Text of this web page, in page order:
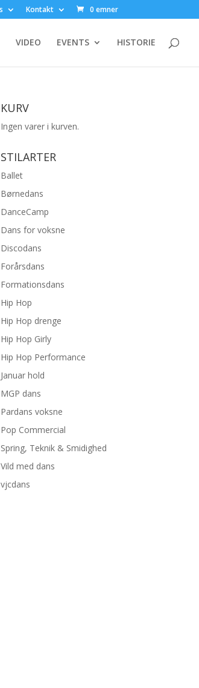
Kontakt 0 emner
VIDEO EVENTS HISTORIE
KURV
Ingen varer i kurven.
STILARTER
Ballet
Børnedans
DanceCamp
Dans for voksne
Discodans
Forårsdans
Formationsdans
Hip Hop
Hip Hop drenge
Hip Hop Girly
Hip Hop Performance
Januar hold
MGP dans
Pardans voksne
Pop Commercial
Spring, Teknik & Smidighed
Vild med dans
vjcdans